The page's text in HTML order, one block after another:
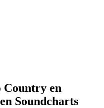
Country en
Soundcharts